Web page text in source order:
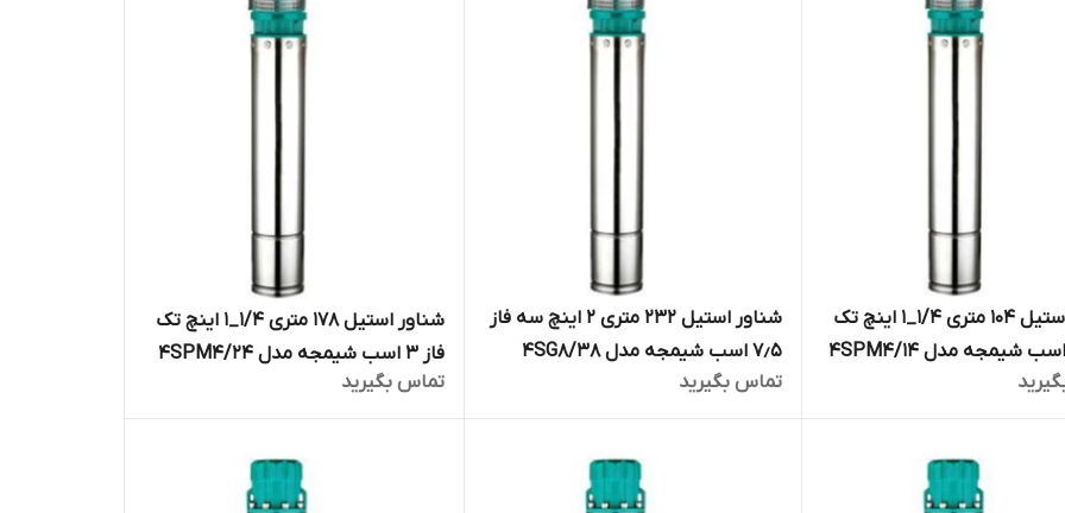
شناور استیل ۱۰۴ متری ۱/۴_۱ اینچ تک
شناور استیل ۲۳۲ متری ۲ اینچ سه فاز
۷٫۵ اسب شیمجه مدل 4SG8/38
تماس بگیرید
شناور استیل ۱۷۸ متری ۱/۴_۱ اینچ تک
فاز ۳ اسب شیمجه مدل 4SPM4/24
تماس بگیرید